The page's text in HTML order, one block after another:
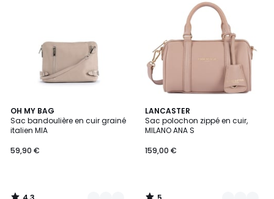
OH MY BAG
Sac bandoulière en cuir grainé
italien MIA
59,90 €
4,3
/ 5
11
Couleurs
LANCASTER
Sac polochon zippé en cuir,
MILANO ANA S
159,00 €
5
/
5
9
Couleurs